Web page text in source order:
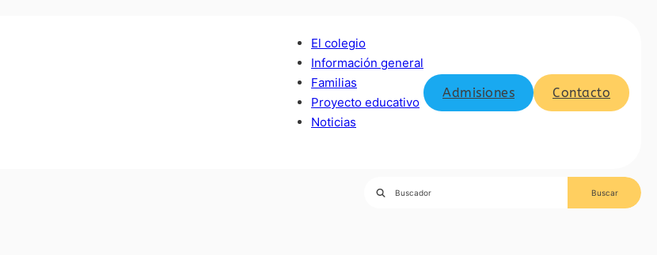
El colegio
Información general
Familias
Proyecto educativo
Noticias
Admisiones Contacto